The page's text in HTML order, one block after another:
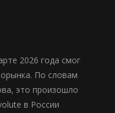
2026 года смог
По словам
это произошло
в России